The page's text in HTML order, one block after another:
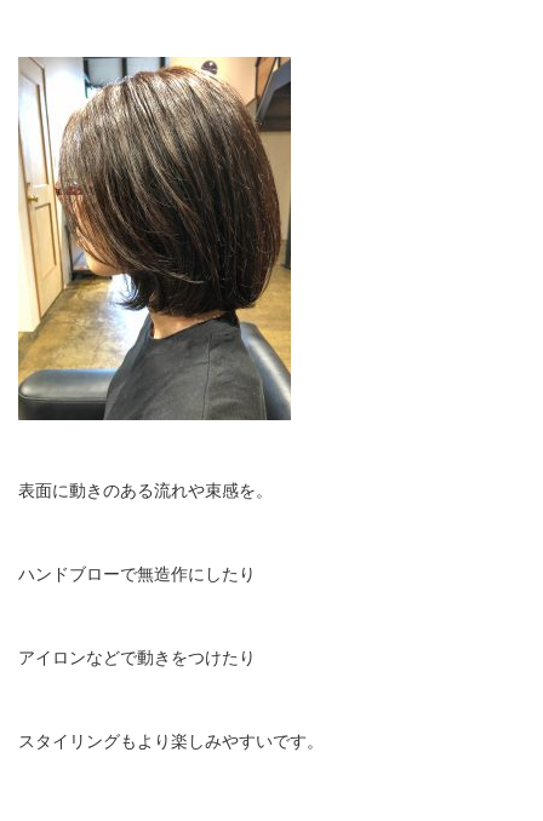
表面に動きのある流れや束感を。
ハンドブローで無造作にしたり
アイロンなどで動きをつけたり
スタイリングもより楽しみやすいです。